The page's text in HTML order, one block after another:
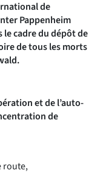
de
Pappenheim
cadre du dépôt de
de tous les morts
et de l’auto-
de
route,